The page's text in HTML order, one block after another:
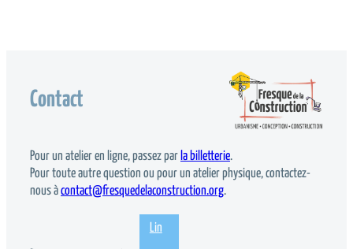
Contact
Pour un atelier en ligne, passez par la billetterie.
Pour toute autre question ou pour un atelier physique, contactez-
nous àcontact@fresquedelaconstruction.org.
Lin